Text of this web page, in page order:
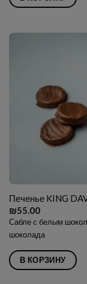
Печенье KING
₪55.00
Сабле с белым
шоколада
В КОРЗИНУ